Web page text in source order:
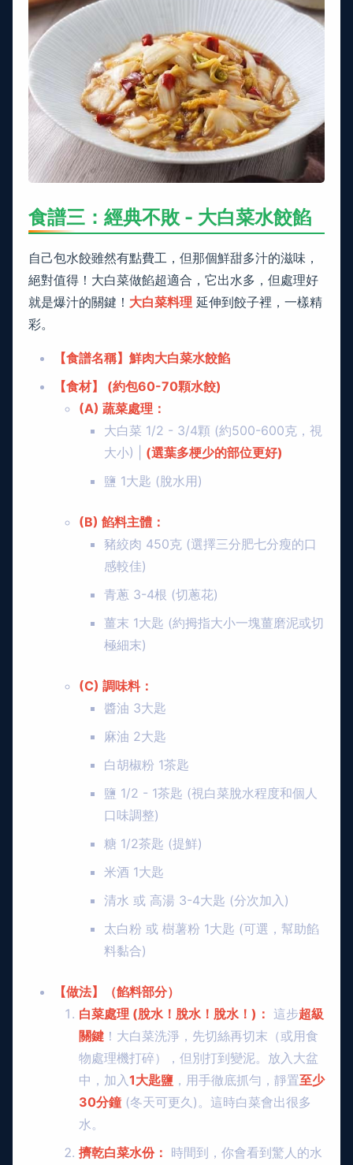
食譜三：經典不敗 - 大白菜水餃餡
自己包水餃雖然有點費工，但那個鮮甜多汁的滋味，
絕對值得！大白菜做餡超適合，它出水多，但處理好
就是爆汁的關鍵！ 大白菜料理 延伸到餃子裡，一樣精
彩。
【食譜名稱】鮮肉大白菜水餃餡
【食材】 (約包60-70顆水餃)
(A) 蔬菜處理：
大白菜 1/2 - 3/4顆 (約500-600克，視
大小) | (選葉多梗少的部位更好)
鹽 1大匙 (脫水用)
(B) 餡料主體：
豬絞肉 450克 (選擇三分肥七分瘦的口
感較佳)
青蔥 3-4根 (切蔥花)
薑末 1大匙 (約拇指大小一塊薑磨泥或切
極細末)
(C) 調味料：
醬油 3大匙
麻油 2大匙
白胡椒粉 1茶匙
鹽 1/2 - 1茶匙 (視白菜脫水程度和個人
口味調整)
糖 1/2茶匙 (提鮮)
米酒 1大匙
清水 或 高湯 3-4大匙 (分次加入)
太白粉 或 樹薯粉 1大匙 (可選，幫助餡
料黏合)
【做法】（餡料部分）
白菜處理 (脫水！脫水！脫水！)： 這步超級
關鍵 ！大白菜洗淨，先切絲再切末（或用食
物處理機打碎），但別打到變泥。放入大盆
中，加入 1大匙鹽 ，用手徹底抓勻，靜置至少
30分鐘 (冬天可更久)。這時白菜會出很多
水。
擠乾白菜水份： 時間到，你會看到驚人的水